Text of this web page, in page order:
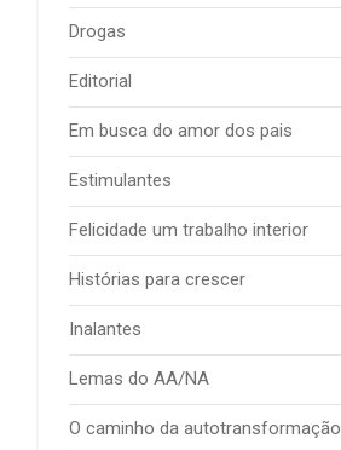
Drogas
Editorial
Em busca do amor dos pais
Estimulantes
Felicidade um trabalho interior
Histórias para crescer
Inalantes
Lemas do AA/NA
O caminho da autotransformação